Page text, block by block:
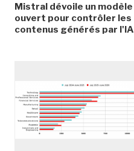
Mistral dévoile un modèle
ouvert pour contrôler les
contenus générés par l'IA